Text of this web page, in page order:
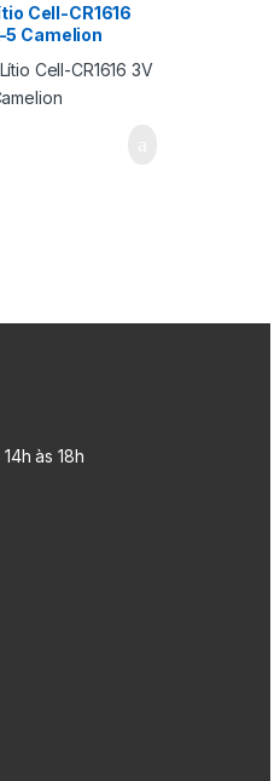
Cell-CR1616
5 Camelion
às 18h